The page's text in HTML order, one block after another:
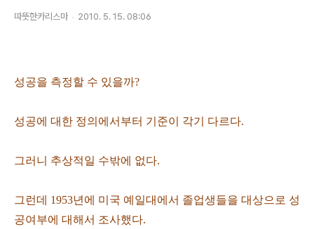
따뜻한카리스마 2010. 5. 15. 08:06
성공을 측정할 수 있을까?
성공에 대한 정의에서부터 기준이 각기 다르다.
그러니 추상적일 수밖에 없다.
그런데 1953년에 미국 예일대에서 졸업생들을 대상으로 성
공여부에 대해서 조사했다.